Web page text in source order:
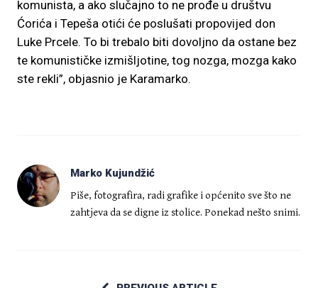
komunista, a ako slučajno to ne prođe u društvu
Ćorića i Tepeša otići će poslušati propovijed don
Luke Prcele. To bi trebalo biti dovoljno da ostane bez
te komunističke izmišljotine, tog nozga, mozga kako
ste rekli”, objasnio je Karamarko.
Marko Kujundžić
Piše, fotografira, radi grafike i općenito sve što ne
zahtjeva da se digne iz stolice. Ponekad nešto snimi.